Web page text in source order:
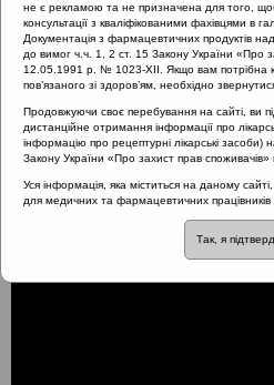
Головна
Проведені заходи
Науково-практична
діагностики та лікування
Суть ступеневої терапії
Суть
алергічного
не є рекламою та не призначена для того, щоб
консультації з кваліфікованими фахівцями в
Документація з фармацевтичних продуктів
до вимог ч.ч. 1, 2 ст. 15 Закону України «Про
12.05.1991 р. № 1023-XII. Якщо вам потрібна
пов’язаного зі здоров’ям, необхідно
Продовжуючи своє перебування на сайті, ви
дистанційне отримання інформації про
інформацію про рецептурні лікарські засоби)
Закону України «Про захист прав
Уся інформація, яка міститься на даному
для медичних та фармацевтичних працівників
Так, я